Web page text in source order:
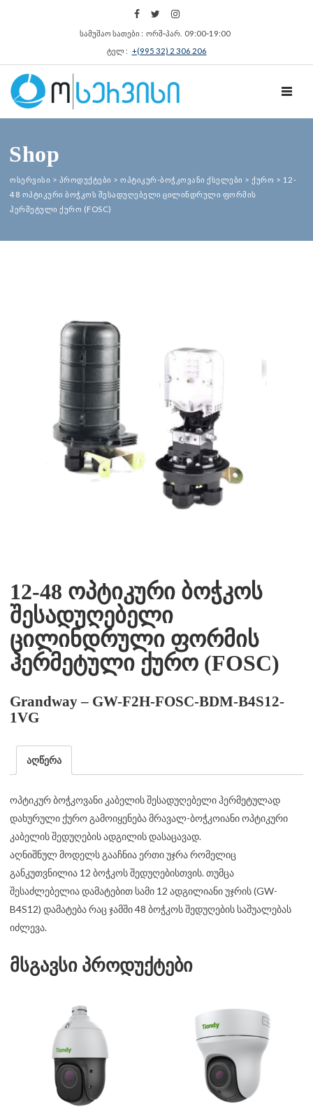
სამუშაო სათები : ორშ‑პარ. 09:00‑19:00
ტელ : +(995 32) 2 306 206
Shop
ოსერვისი > პროდუქტები > ოპტიკურ-ბოჭკოვანი ქსელები > ქურო > 12-
48 ოპტიკური ბოჭკოს შესადუღებელი ცილინდრული ფორმის
ჰერმეტული ქურო (FOSC)
12-48 ოპტიკური ბოჭკოს
შესადუღებელი
ცილინდრული ფორმის
ჰერმეტული ქურო (FOSC)
Grandway – GW-F2H-FOSC-BDM-B4S12-
1VG
აღწერა
ოპტიკურ ბოჭკოვანი კაბელის შესადუღებელი ჰერმეტულად
დახურული ქურო გამოიყენება მრავალ-ბოჭკოიანი ოპტიკური
კაბელის შედუღების ადგილის დასაცავად.
აღნიშნულ მოდელს გააჩნია ერთი უჯრა რომელიც
განკუთვნილია 12 ბოჭკოს შედუღებისთვის. თუმცა
შესაძლებელია დამატებით სამი 12 ადგილიანი უჯრის (GW-
B4S12) დამატება რაც ჯამში 48 ბოჭკოს შედუღების საშუალებას
იძლევა.
მსგავსი პროდუქტები